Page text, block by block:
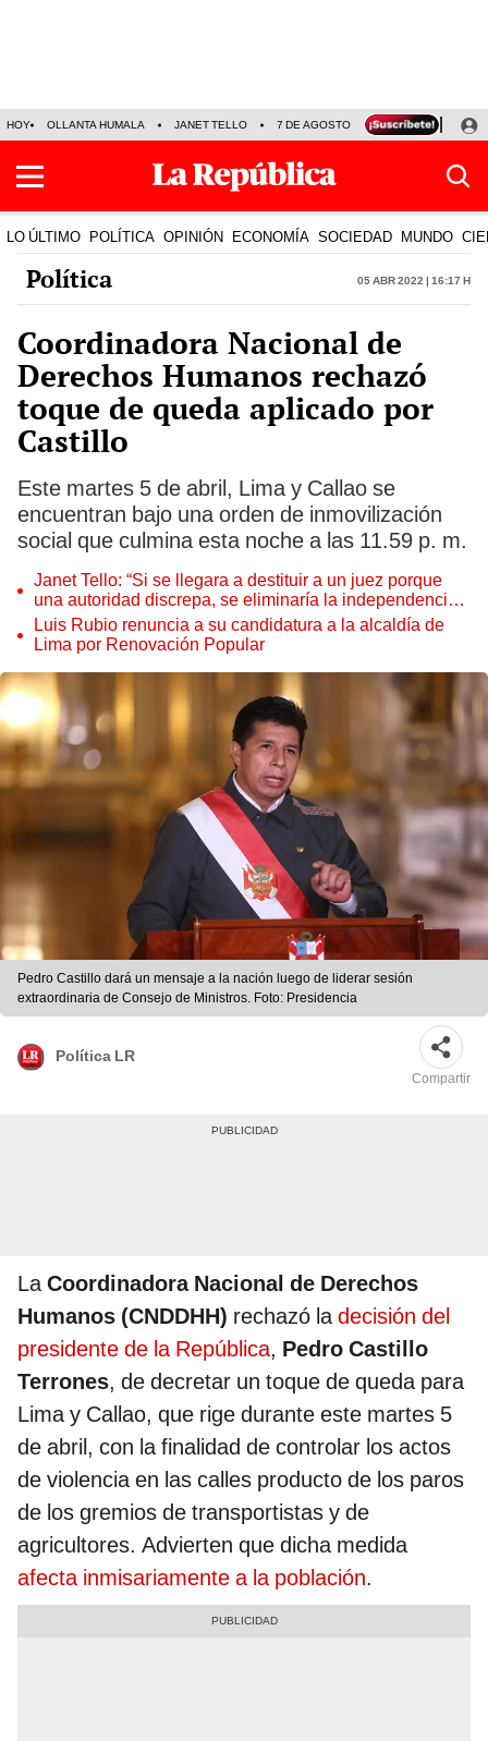
HOY OLLANTA HUMALA JANET TELLO 7 DE AGOSTO TINKA RESULTADOS
LO ÚLTIMO POLÍTICA OPINIÓN ECONOMÍA SOCIEDAD MUNDO
Política 05 Abr 2022 | 16:17 h
Coordinadora Nacional de
Derechos Humanos rechazó
toque de queda aplicado por
Castillo
Este martes 5 de abril, Lima y Callao se
encuentran bajo una orden de inmovilización
social que culmina esta noche a las 11.59 p. m.
Janet Tello: “Si se llegara a destituir a un juez porque
una autoridad discrepa, se eliminaría la independencia
judicial”
Luis Rubio renuncia a su candidatura a la alcaldía de
Lima por Renovación Popular
Pedro Castillo dará un mensaje a la nación luego de liderar sesión
extraordinaria de Consejo de Ministros. Foto: Presidencia
Política LR
Compartir
LaCoordinadora Nacional de Derechos
Humanos (CNDDHH) rechazó ladecisión del
presidente de la República, Pedro Castillo
Terrones, de decretar un toque de queda para
Lima y Callao, que rige durante este martes 5
de abril, con la finalidad de controlar los actos
de violencia en las calles producto de los paros
de los gremios de transportistas y de
agricultores. Advierten que dicha medida
afecta inmisariamente a la población.